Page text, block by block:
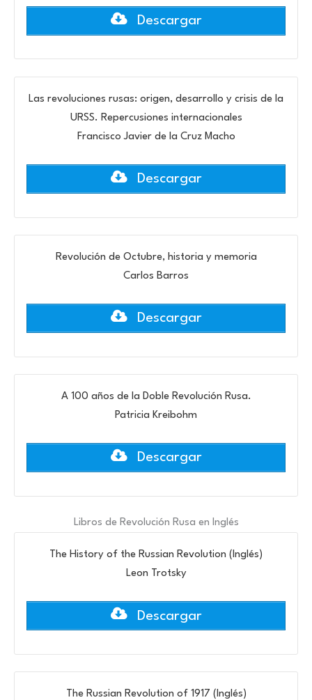
Descargar
Las revoluciones rusas: origen, desarrollo y crisis de la
URSS. Repercusiones internacionales
Francisco Javier de la Cruz Macho
Descargar
Revolución de Octubre, historia y memoria
Carlos Barros
Descargar
A 100 años de la Doble Revolución Rusa.
Patricia Kreibohm
Descargar
Libros de Revolución Rusa en Inglés
The History of the Russian Revolution (Inglés)
Leon Trotsky
Descargar
The Russian Revolution of 1917 (Inglés)